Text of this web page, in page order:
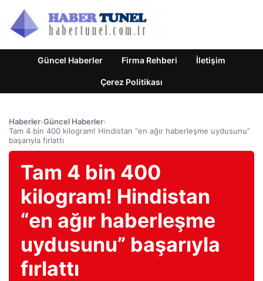
Güncel Haberler Firma Rehberi İletişim
Çerez Politikası
Haberler›Güncel Haberler›
Tam 4 bin 400 kilogram! Hindistan “en ağır haberleşme uydusunu”
başarıyla fırlattı
Tam 4 bin 400
kilogram! Hindistan
“en ağır haberleşme
uydusunu” başarıyla
fırlattı